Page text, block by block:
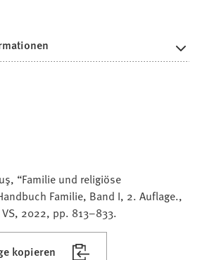
“Familie und religiöse
Familie, Band I, 2. Auflage.,
2022, pp. 813–833.
kopieren